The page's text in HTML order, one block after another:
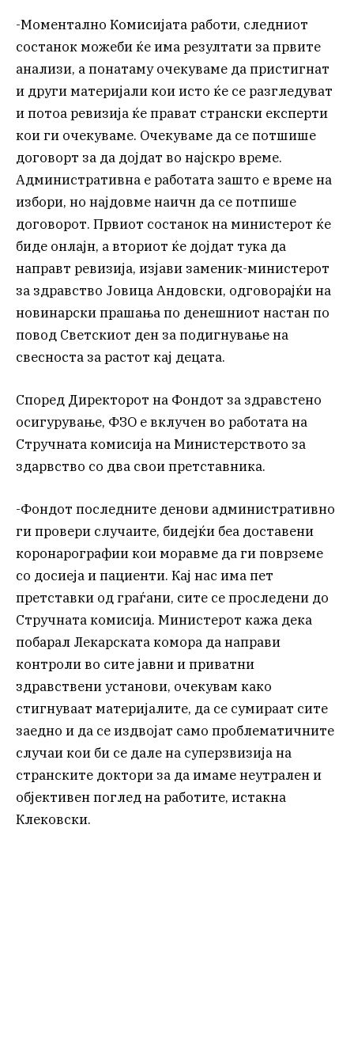
-Моментално Комисијата работи, следниот
состанок можеби ќе има резултати за првите
анализи, а понатаму очекуваме да пристигнат
и други материјали кои исто ќе се разгледуват
и потоа ревизија ќе прават странски експерти
кои ги очекуваме. Очекуваме да се потшише
договорт за да дојдат во најскро време.
Административна е работата зашто е време на
избори, но најдовме наичн да се потпише
договорот. Првиот состанок на министерот ќе
биде онлајн, а вториот ќе дојдат тука да
направт ревизија, изјави заменик-министерот
за здравство Јовица Андовски, одговорајќи на
новинарски прашања по денешниот настан по
повод Светскиот ден за подигнување на
свесноста за растот кај децата.
Според Директорот на Фондот за здравстено
осигурување, ФЗО е вклучен во работата на
Стручната комисија на Министерството за
здарвство со два свои претставника.
-Фондот последните денови административно
ги провери случаите, бидејќи беа доставени
коронарографии кои моравме да ги поврземе
со досиеја и пациенти. Кај нас има пет
претставки од граѓани, сите се проследени до
Стручната комисија. Министерот кажа дека
побарал Лекарската комора да направи
контроли во сите јавни и приватни
здравствени установи, очекувам како
стигнуваат материјалите, да се сумираат сите
заедно и да се издвојат само проблематичните
случаи кои би се дале на суперзвизија на
странските доктори за да имаме неутрален и
објективен поглед на работите, истакна
Клековски.